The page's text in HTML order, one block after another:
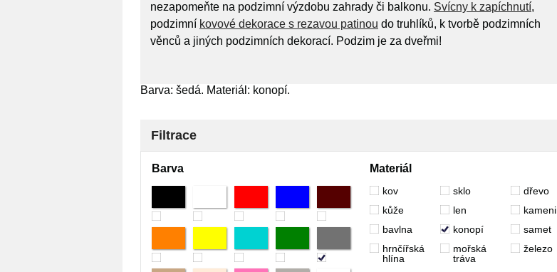
nezapomeňte na podzimní výzdobu zahrady či balkonu. Svícny k zapíchnutí,
podzimní kovové dekorace s rezavou patinou do truhlíků, k tvorbě podzimních
věnců a jiných podzimních dekorací. Podzim je za dveřmi!
Barva: šedá. Materiál: konopí.
Filtrace
Barva Materiál
kov sklo
dřevo
kůže
len
bavlna
konopí
samet
hrnčířská
hlína
mořská
tráva
železo